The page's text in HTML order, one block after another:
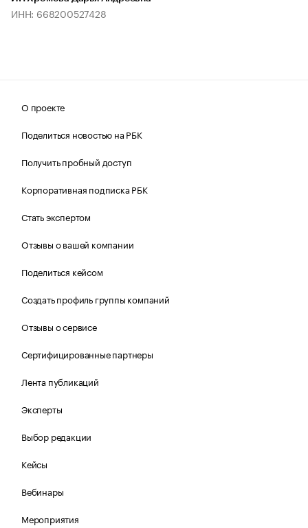
ИНН: 668200527428
О проекте
Поделиться новостью на РБК
Получить пробный доступ
Корпоративная подписка РБК
Стать экспертом
Отзывы о вашей компании
Поделиться кейсом
Создать профиль группы компаний
Отзывы о сервисе
Сертифицированные партнеры
Лента публикаций
Эксперты
Выбор редакции
Кейсы
Вебинары
Мероприятия